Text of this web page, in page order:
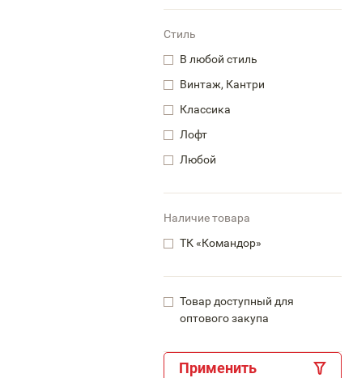
Стиль
В любой стиль
Винтаж, Кантри
Классика
Лофт
Любой
Наличие товара
ТК «Командор»
Товар доступный для
оптового закупа
Применить